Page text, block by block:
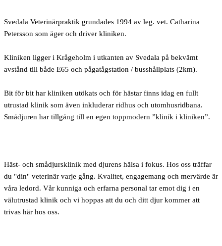
Svedala Veterinärpraktik grundades 1994 av leg. vet. Catharina
Petersson som äger och driver kliniken.
Kliniken ligger i Krågeholm i utkanten av Svedala på bekvämt
avstånd till både E65 och pågatågstation / busshållplats (2km).
Bit för bit har kliniken utökats och för hästar finns idag en fullt
utrustad klinik som även inkluderar ridhus och utomhusridbana.
Smådjuren har tillgång till en egen toppmodern ”klinik i kliniken”.
Häst- och smådjursklinik med djurens hälsa i fokus. Hos oss träffar
du "din" veterinär varje gång. Kvalitet, engagemang och mervärde är
våra ledord. Vår kunniga och erfarna personal tar emot dig i en
välutrustad klinik och vi hoppas att du och ditt djur kommer att
trivas här hos oss.